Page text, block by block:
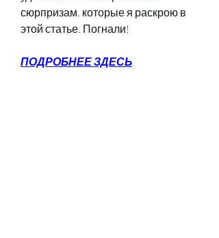
сюрпризам, которые я раскрою в
этой статье. Погнали!
ПОДРОБНЕЕ ЗДЕСЬ